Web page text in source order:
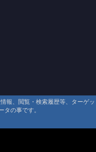
報、閲覧・検索履歴等、ターゲ
の事です。